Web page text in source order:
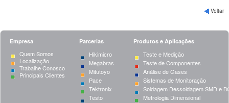
Voltar
Empresa Parcerias Produtos e Aplicações
Quem Somos
Localização
Trabalhe Conosco
Principais Clientes
Hikimicro
Megabras
Mitutoyo
Pace
Tektronix
Testo
Teste e Medição
Teste de Componentes
Análise de Gases
Sistemas de Monitoração
Soldagem Dessoldagem SMD e
Metrologia Dimensional